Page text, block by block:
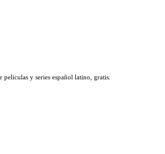
peliculas y series español latino, gratis.